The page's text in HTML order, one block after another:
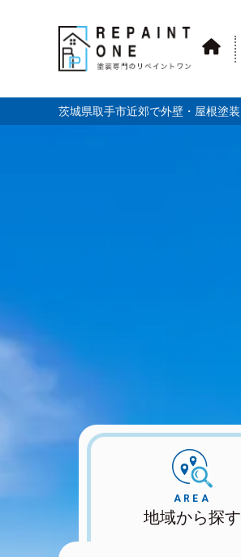
茨城県取手市近郊で外壁・屋根塗
AREA
地域から探す